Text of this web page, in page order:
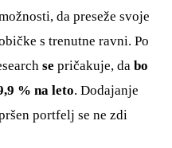
da preseže svoje
s trenutne ravni. Po
se pričakuje, da bo
% na leto. Dodajanje
portfelj se ne zdi